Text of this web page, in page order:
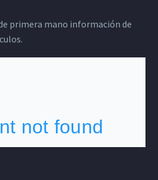
primera mano información de